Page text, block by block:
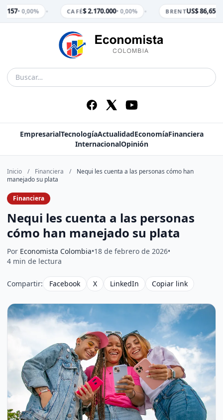
• 0,00% CAFÉ$ 2.170.000• 0,00% BRENTUS$ 86,65•
EmpresarialTecnologíaActualidadEconomíaFinanciera
InternacionalOpinión
Inicio / Financiera /
Nequi les cuenta a las personas cómo han
manejado su plata
Financiera
Nequi les cuenta a las personas
cómo han manejado su plata
Por Economista Colombia•18 de febrero de 2026•
4 min de lectura
Compartir: Facebook X LinkedIn Copiar link